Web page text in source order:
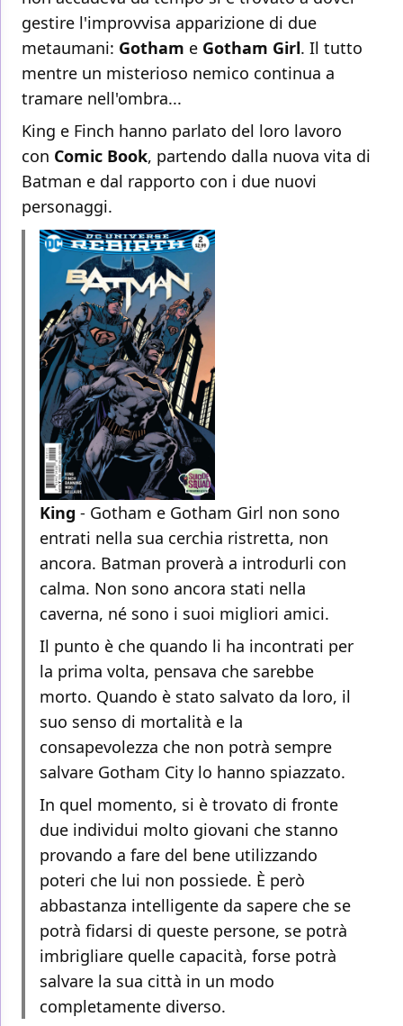
gestire l'improvvisa apparizione di due
metaumani: Gotham e Gotham Girl. Il tutto
mentre un misterioso nemico continua a
tramare nell'ombra...
King e Finch hanno parlato del loro lavoro
con Comic Book, partendo dalla nuova vita di
Batman e dal rapporto con i due nuovi
personaggi.
King - Gotham e Gotham Girl non sono
entrati nella sua cerchia ristretta, non
ancora. Batman proverà a introdurli con
calma. Non sono ancora stati nella
caverna, né sono i suoi migliori amici.
Il punto è che quando li ha incontrati per
la prima volta, pensava che sarebbe
morto. Quando è stato salvato da loro, il
suo senso di mortalità e la
consapevolezza che non potrà sempre
salvare Gotham City lo hanno spiazzato.
In quel momento, si è trovato di fronte
due individui molto giovani che stanno
provando a fare del bene utilizzando
poteri che lui non possiede. È però
abbastanza intelligente da sapere che se
potrà fidarsi di queste persone, se potrà
imbrigliare quelle capacità, forse potrà
salvare la sua città in un modo
completamente diverso.